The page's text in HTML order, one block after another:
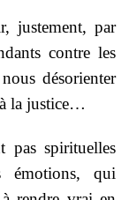
justement, par
contre les
désorienter
à la justice…
pas spirituelles
émotions, qui